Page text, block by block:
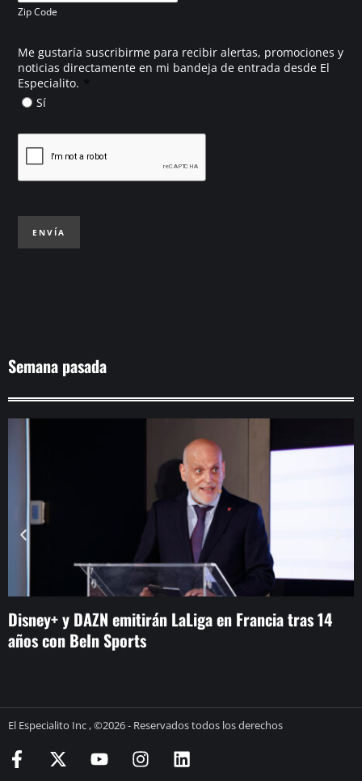
Zip Code
Me gustaría suscribirme para recibir alertas, promociones y
noticias directamente en mi bandeja de entrada desde El
Especialito. *
Sí
ENVÍA
Semana pasada
Disney+ y DAZN emitirán LaLiga en Francia tras 14
años con BeIn Sports
El Especialito Inc , ©2026 - Reservados todos los derechos